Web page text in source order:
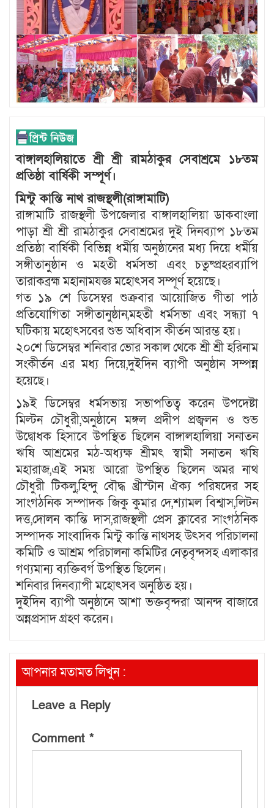
বাঙ্গালহালিয়াতে শ্রী শ্রী রামঠাকুর সেবাশ্রমে ১৮তম
প্রতিষ্ঠা বার্ষিকী সম্পূর্ণ।
মিন্টু কান্তি নাথ রাজস্থলী(রাঙ্গামাটি)
রাঙ্গামাটি রাজস্থলী উপজেলার বাঙ্গালহালিয়া ডাকবাংলা
পাড়া শ্রী শ্রী রামঠাকুর সেবাশ্রমের দুই দিনব্যাপ ১৮তম
প্রতিষ্ঠা বার্ষিকী বিভিন্ন ধর্মীয় অনুষ্ঠানের মধ্য দিয়ে ধর্মীয়
সঙ্গীতানুষ্ঠান ও মহতী ধর্মসভা এবং চতুষ্প্রহরব্যাপি
তারাকব্রহ্ম মহানামযজ্ঞ মহোৎসব সম্পূর্ণ হয়েছে।
গত ১৯ শে ডিসেম্বর শুক্রবার আয়োজিত গীতা পাঠ
প্রতিযোগিতা সঙ্গীতানুষ্ঠান,মহতী ধর্মসভা এবং সন্ধ্যা ৭
ঘটিকায় মহোৎসবের শুভ অধিবাস কীর্তন আরম্ভ হয়।
২০শে ডিসেম্বর শনিবার ভোর সকাল থেকে শ্রী শ্রী হরিনাম
সংকীর্তন এর মধ্য দিয়ে,দুইদিন ব্যাপী অনুষ্ঠান সম্পন্ন
হয়েছে।
১৯ই ডিসেম্বর ধর্মসভায় সভাপতিত্ব করেন উপদেষ্টা
মিল্টন চৌধুরী,অনুষ্ঠানে মঙ্গল প্রদীপ প্রজ্বলন ও শুভ
উদ্বোধক হিসাবে উপস্থিত ছিলেন বাঙ্গালহালিয়া সনাতন
ঋষি আশ্রমের মঠ-অধ্যক্ষ শ্রীমৎ স্বামী সনাতন ঋষি
মহারাজ,এই সময় আরো উপস্থিত ছিলেন অমর নাথ
চৌধুরী টিকলু,হিন্দু বৌদ্ধ খ্রীস্টান ঐক্য পরিষদের সহ
সাংগঠনিক সম্পাদক জিকু কুমার দে,শ্যামল বিশ্বাস,লিটন
দত্ত,দোলন কান্তি দাস,রাজস্থলী প্রেস ক্লাবের সাংগঠনিক
সম্পাদক সাংবাদিক মিন্টু কান্তি নাথসহ উৎসব পরিচালনা
কমিটি ও আশ্রম পরিচালনা কমিটির নেতৃবৃন্দসহ এলাকার
গণ্যমান্য ব্যক্তিবর্গ উপস্থিত ছিলেন।
শনিবার দিনব্যাপী মহোৎসব অনুষ্ঠিত হয়।
দুইদিন ব্যাপী অনুষ্ঠানে আশা ভক্তবৃন্দরা আনন্দ বাজারে
অন্নপ্রসাদ গ্রহণ করেন।
আপনার মতামত লিখুন :
Leave a Reply
Comment *